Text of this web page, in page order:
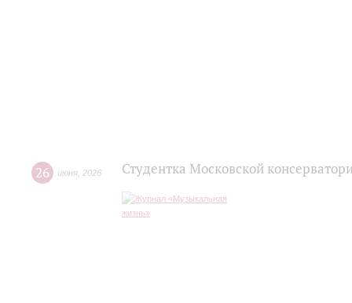
26 июня 2026 Студентка Московской